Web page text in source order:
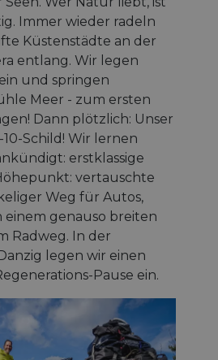
Immer wieder radeln
Küstenstädte an der
entlang. Wir legen
und springen
Meer - zum ersten
Dann plötzlich: Unser
Schild! Wir lernen
erstklassige
vertauschte
Weg für Autos,
genauso breiten
Radweg. In der
legen wir einen
Pause ein.